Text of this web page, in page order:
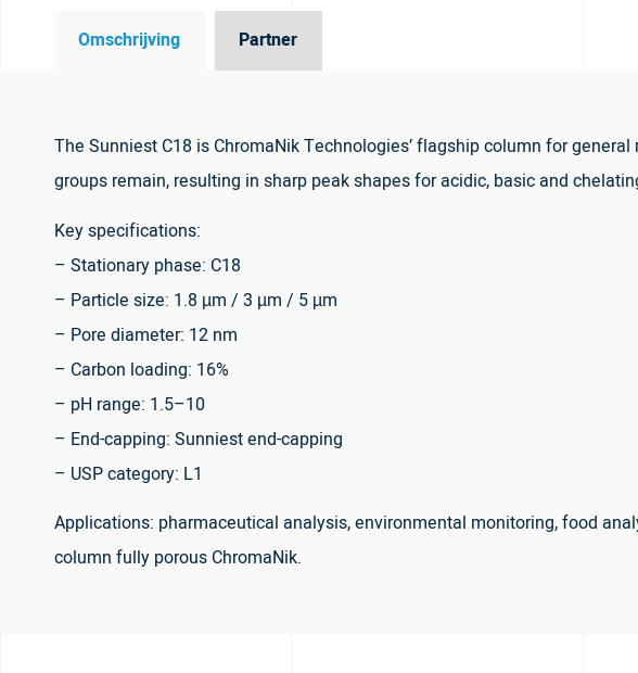
Omschrijving Partner
The Sunniest C18 is ChromaNik Technologies’ flagship column for
groups remain, resulting in sharp peak shapes for acidic, basic and
Key specifications:
– Stationary phase: C18
– Particle size: 1.8 µm / 3 µm / 5 µm
– Pore diameter: 12 nm
– Carbon loading: 16%
– pH range: 1.5–10
– End-capping: Sunniest end-capping
– USP category: L1
Applications: pharmaceutical analysis, environmental monitoring, food
column fully porous ChromaNik.